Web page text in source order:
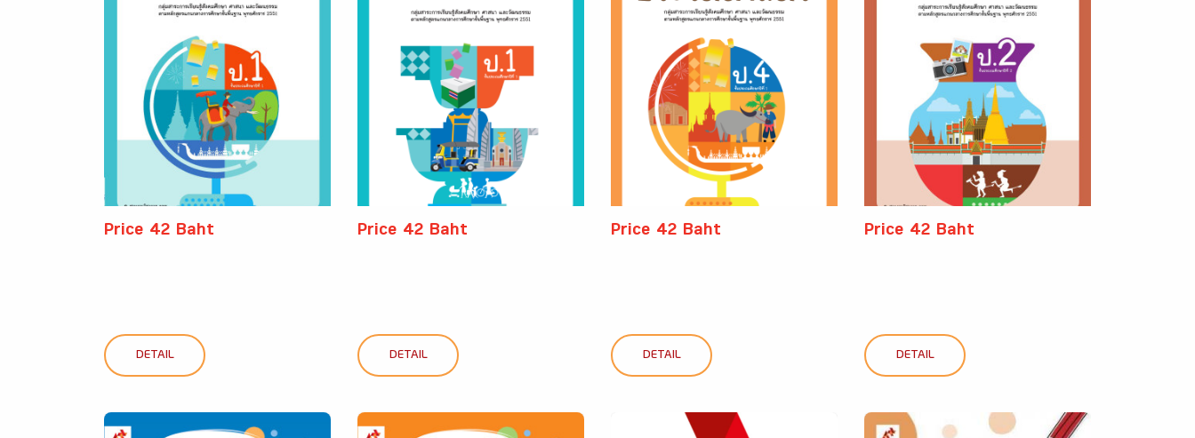
Price 42 Baht
DETAIL
Price 42 Baht
DETAIL
Price 42 Baht
DETAIL
Price 42 Baht
DETAIL